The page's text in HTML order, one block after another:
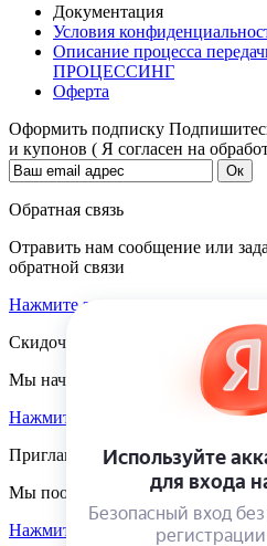
Документация
Условия
Описание процесса
ПРОЦЕССИНГ
Оферта
Оформить подписку
и купонов ( Я согласен на
Обратная связь
Отравить нам сообщение или
обратной связи
Нажмите здесь для получения
Скидочная система
Мы начисляем кэшбэк с покупок
Нажмите здесь для получения
Приглашаем к партнёрству
Мы поощеряем наших партнёров
Нажмите здесь для получения